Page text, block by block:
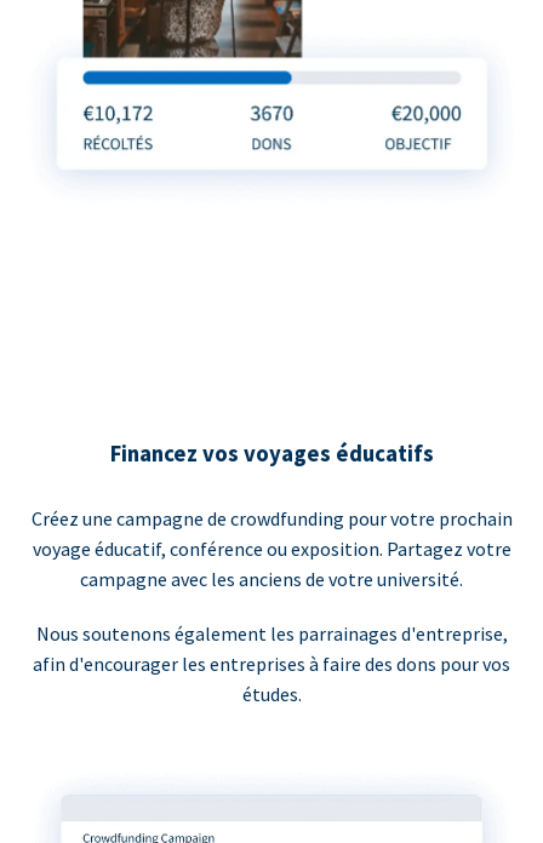
Financez vos voyages éducatifs
Créez une campagne de crowdfunding pour votre prochain
voyage éducatif, conférence ou exposition. Partagez votre
campagne avec les anciens de votre université.
Nous soutenons également les parrainages d'entreprise,
afin d'encourager les entreprises à faire des dons pour vos
études.